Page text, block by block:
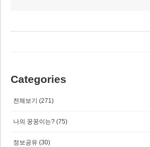
Categories
전체보기 (271)
나의 꿍꿍이는? (75)
정보공유 (30)